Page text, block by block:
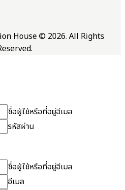
House © 2026. All Rights
ชื่อผู้ใช้หรือที่อยู่อีเมล
รหัสผ่าน
ชื่อผู้ใช้หรือที่อยู่อีเมล
อีเมล